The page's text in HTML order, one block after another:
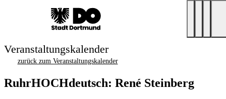
Veranstaltungskalender
zurück zum Veranstaltungskalender
RuhrHOCHdeutsch: René Steinberg